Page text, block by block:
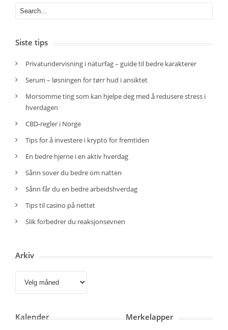
Siste tips
Privatundervisning i naturfag – guide til bedre karakterer
Serum – løsningen for tørr hud i ansiktet
Morsomme ting som kan hjelpe deg med å redusere stress i
hverdagen
CBD-regler i Norge
Tips for å investere i krypto for fremtiden
En bedre hjerne i en aktiv hverdag
Sånn sover du bedre om natten
Sånn får du en bedre arbeidshverdag
Tips til casino på nettet
Slik forbedrer du reaksjonsevnen
Arkiv
Kalender Merkelapper